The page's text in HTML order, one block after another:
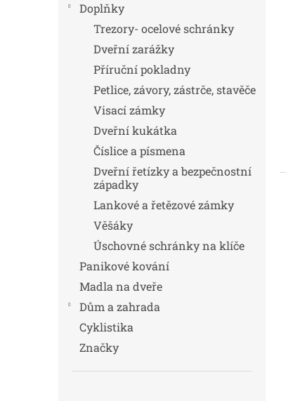
Doplňky
Trezory- ocelové schránky
Dveřní zarážky
Příruční pokladny
Petlice, závory, zástrče, stavěče
Visací zámky
Dveřní kukátka
Číslice a písmena
Dveřní řetízky a bezpečnostní
západky
Lankové a řetězové zámky
Věšáky
Úschovné schránky na klíče
Panikové kování
Madla na dveře
Dům a zahrada
Cyklistika
Značky